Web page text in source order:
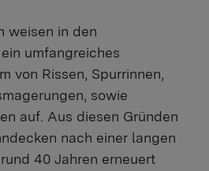
weisen in den
umfangreiches
von Rissen, Spurrinnen,
sowie
auf. Aus diesen Gründen
nach einer langen
40 Jahren erneuert